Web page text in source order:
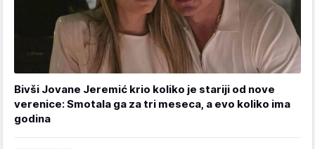
Bivši Jovane Jeremić krio koliko je stariji od nove
verenice: Smotala ga za tri meseca, a evo koliko ima
godina